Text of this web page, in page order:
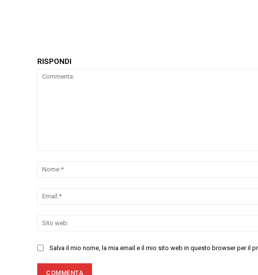
RISPONDI
Salva il mio nome, la mia email e il mio sito web in questo browser per il